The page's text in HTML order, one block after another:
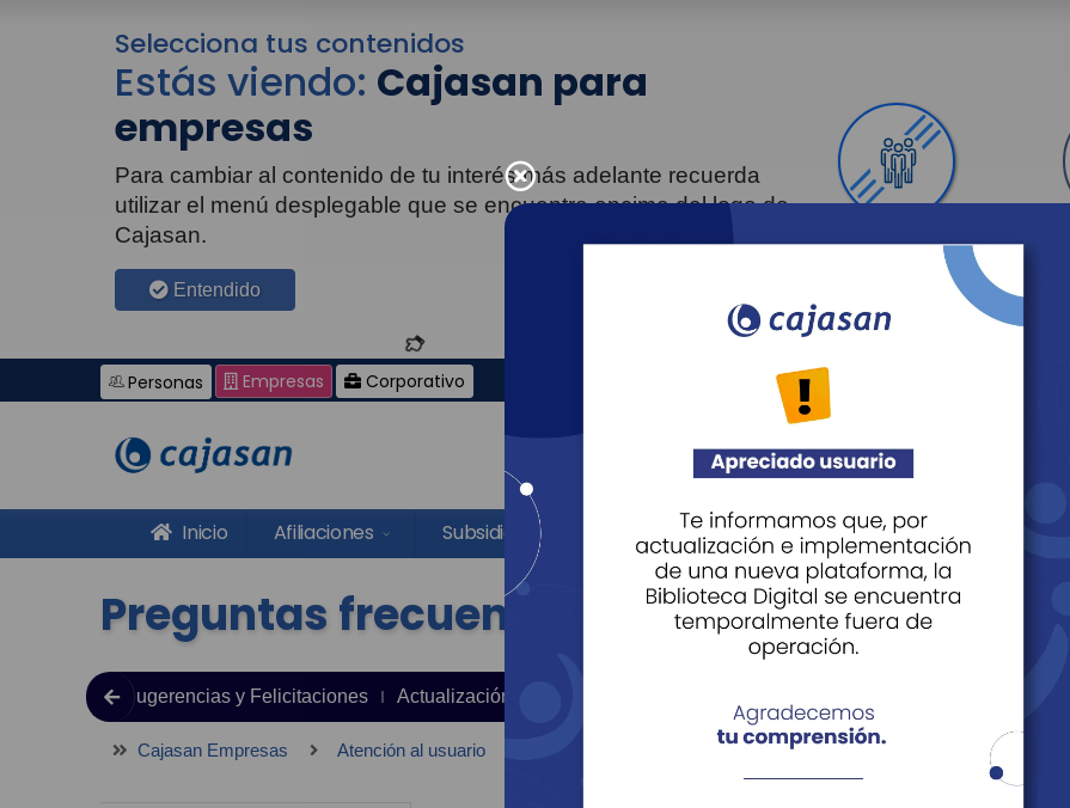
Selecciona tus contenidos
Estás viendo: Cajasan para
empresas
Para cambiar al contenido de tu interés más adelante recuerda
utilizar el menú desplegable que se encuentra encima del logo de
Cajasan.
Entendido
Personas
Personas Empresas Corporativo
Agéndate
Inicio Afiliaciones Subsidios Recreación Educación Cultura
Preguntas frecuentes
Reclamos Sugerencias y Felicitaciones Actualización de Datos Derechos y Deberes de los Afiliados, Beneficiarios
Cajasan Empresas Atención al usuario